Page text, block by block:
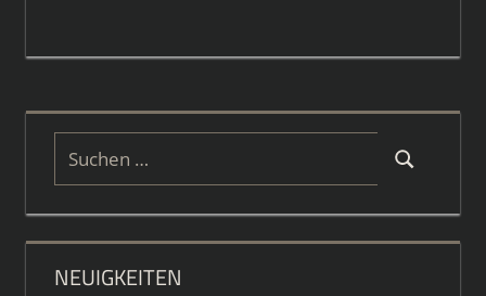
Suchen
nach:
Suchen
NEUIGKEITEN